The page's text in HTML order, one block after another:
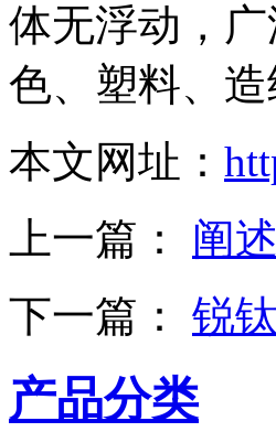
体无浮动，
色、塑料、
本文网址：
上一篇： 阐
下一篇： 锐
产品分类